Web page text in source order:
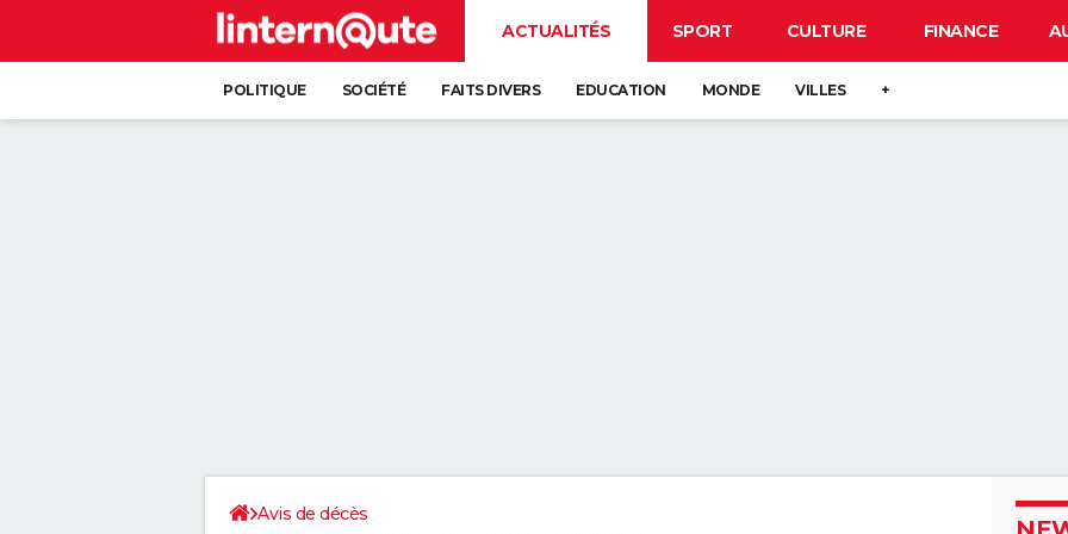
ACTUALITÉS SPORT CULTURE FINANCE
POLITIQUE SOCIÉTÉ FAITS DIVERS EDUCATION MONDE VILLES +
Avis de décès